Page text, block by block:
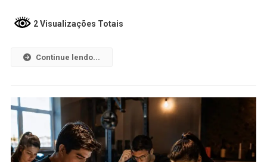
2 Visualizações Totais
Continue lendo...